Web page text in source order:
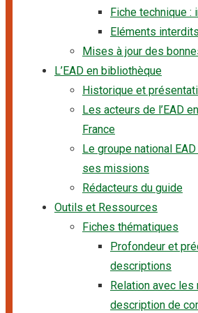
Fiche technique :
Eléments interdits
Mises à jour des
L’EAD en bibliothèque
Historique et
Les acteurs de l’EAD
France
Le groupe national
ses missions
Rédacteurs du guide
Outils et Ressources
Fiches thématiques
Profondeur et
descriptions
Relation avec les
description de